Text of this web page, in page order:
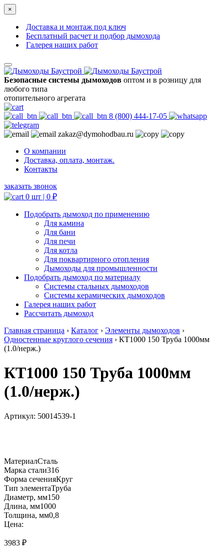
×
Доставка и монтаж под ключ
Бесплатный расчет и подбор дымохода
Галерея наших работ
Безопасные системы дымоходов оптом и в розницу для
любого типа
отопительного агрегата
8 (800) 444-17-05
zakaz@dymohodbau.ru
О компании
Доставка, оплата, монтаж.
Контакты
заказать звонок
0 шт | 0 ₽
Подобрать дымоход по применению
Для камина
Для бани
Для печи
Для котла
Для поквартирного отопления
Дымоходы для промышленности
Подобрать дымоход по материалу
Системы стальных дымоходов
Системы керамических дымоходов
Галерея наших работ
Рассчитать дымоход
Главная страница › Каталог › Элементы дымоходов ›
Одностенные круглого сечения › КТ1000 150 Труба 1000мм
(1.0/нерж.)
КТ1000 150 Труба 1000мм
(1.0/нерж.)
Артикул: 50014539-1
МатериалСталь
Марка стали316
Форма сеченияКруг
Тип элементаТруба
Диаметр, мм150
Длина, мм1000
Толщина, мм0,8
Цена:
3983 ₽